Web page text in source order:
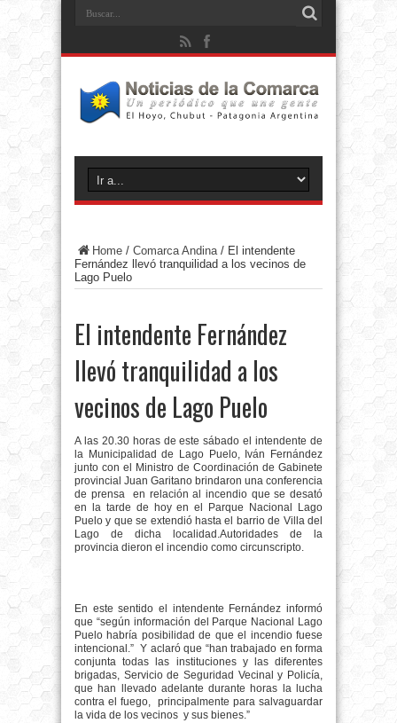
Home / Comarca Andina/ El intendente
Fernández llevó tranquilidad a los vecinos de
Lago Puelo
El intendente Fernández
llevó tranquilidad a los
vecinos de Lago Puelo
A las 20.30 horas de este sábado el intendente de
la Municipalidad de Lago Puelo, Iván Fernández
junto con el Ministro de Coordinación de Gabinete
provincial Juan Garitano brindaron una conferencia
de prensa
en relación al incendio que se desató
en la tarde de hoy en el Parque Nacional Lago
Puelo y que se extendió hasta el barrio de Villa del
Lago de dicha localidad.Autoridades de la
provincia dieron el incendio como circunscripto.
En este sentido el intendente Fernández informó
que “según información del Parque Nacional Lago
Puelo habría posibilidad de que el incendio fuese
intencional.” Y aclaró que “han trabajado en forma
conjunta todas las instituciones y las diferentes
brigadas, Servicio de Seguridad Vecinal y Policía,
que han llevado adelante durante horas la lucha
contra el fuego, principalmente para salvaguardar
la vida de los vecinos y sus bienes.”